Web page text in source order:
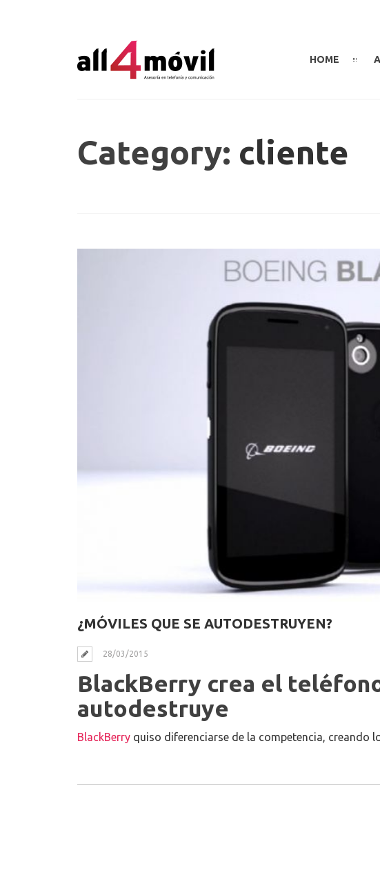
HOME
Category: cliente
¿MÓVILES QUE SE AUTODESTRUYEN?
28/03/2015
BlackBerry crea el
autodestruye
BlackBerry quiso diferenciarse de la competencia, creando